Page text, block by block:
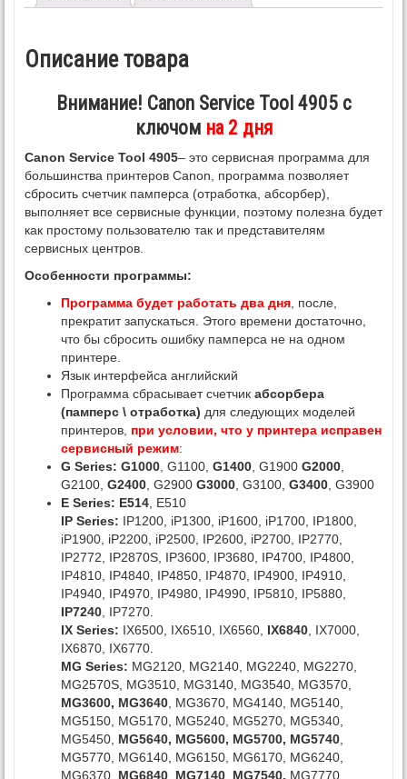
Описание товара
Внимание! Canon Service Tool 4905 с
ключом на 2 дня
Canon Service Tool 4905– это сервисная программа для
большинства принтеров Canon, программа позволяет
сбросить счетчик памперса (отработка, абсорбер),
выполняет все сервисные функции, поэтому полезна будет
как простому пользователю так и представителям
сервисных центров.
Особенности программы:
Программа будет работать два дня, после,
прекратит запускаться. Этого времени достаточно,
что бы сбросить ошибку памперса не на одном
принтере.
Язык интерфейса английский
Программа сбрасывает счетчик абсорбера
(памперс \ отработка) для следующих моделей
принтеров, при условии, что у принтера исправен
сервисный режим:
G Series: G1000, G1100, G1400, G1900 G2000,
G2100, G2400, G2900 G3000, G3100, G3400, G3900
E Series: E514, E510
IP Series: IP1200, iP1300, iP1600, iP1700, IP1800,
iP1900, iP2200, iP2500, IP2600, iP2700, IP2770,
IP2772, IP2870S, IP3600, IP3680, IP4700, IP4800,
IP4810, IP4840, IP4850, IP4870, IP4900, IP4910,
IP4940, IP4970, IP4980, IP4990, IP5810, IP5880,
IP7240, IP7270.
IX Series: IX6500, IX6510, IX6560, IX6840, IX7000,
IX6870, IX6770.
MG Series: MG2120, MG2140, MG2240, MG2270,
MG2570S, MG3510, MG3140, MG3540, MG3570,
MG3600, MG3640, MG3670, MG4140, MG5140,
MG5150, MG5170, MG5240, MG5270, MG5340,
MG5450, MG5640, MG5600, MG5700, MG5740,
MG5770, MG6140, MG6150, MG6170, MG6240,
MG6370, MG6840 MG7140 MG7540, MG7770,